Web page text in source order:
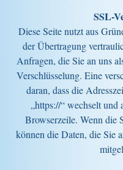
SSL-
Diese Seite nutzt aus
der Übertragung
Anfragen, die Sie an uns
Verschlüsselung. Eine
daran, dass die
„https://“ wechselt
Browserzeile. Wenn die
können die Daten, die Sie